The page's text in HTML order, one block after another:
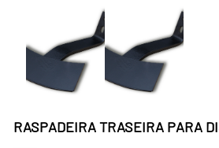
RASPADEIRA TRASEIRA PARA